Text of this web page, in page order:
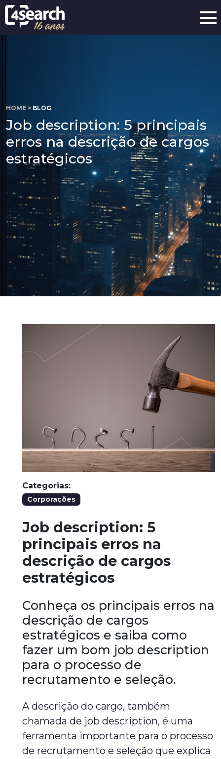
HOME > BLOG
Job description: 5 principais
erros na descrição de cargos
estratégicos
Categorias:
Corporações
Job description: 5
principais erros na
descrição de cargos
estratégicos
Conheça os principais erros na
descrição de cargos
estratégicos e saiba como
fazer um bom job description
para o processo de
recrutamento e seleção.
A descrição do cargo, também
chamada de job description, é uma
ferramenta importante para o processo
de recrutamento e seleção que explica